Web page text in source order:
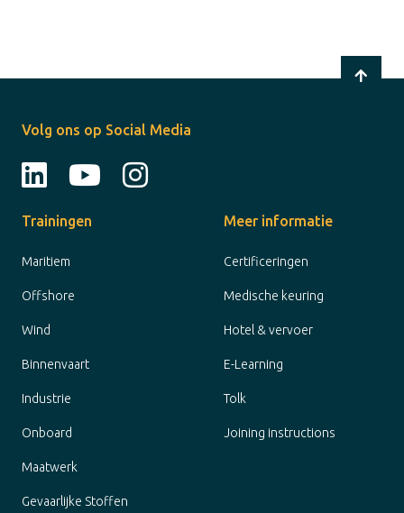
Volg ons op Social Media
Trainingen
Maritiem
Offshore
Wind
Binnenvaart
Industrie
Onboard
Maatwerk
Gevaarlijke Stoffen
Meer informatie
Certificeringen
Medische keuring
Hotel & vervoer
E-Learning
Tolk
Joining instructions